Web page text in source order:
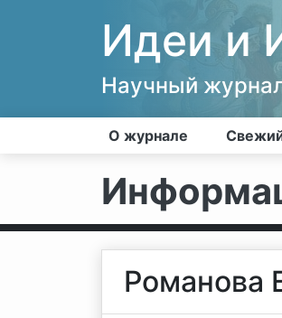
Идеи и
Научный
О журнале
Романова